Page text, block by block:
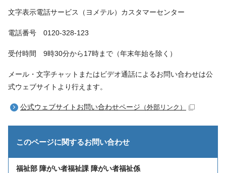
文字表示電話サービス（ヨメテル）カスタマーセンター
電話番号 0120-328-123
受付時間 9時30分から17時まで（年末年始を除く）
メール・文字チャットまたはビデオ通話によるお問い合わせは公
式ウェブサイトより行えます。
公式ウェブサイトお問い合わせページ （外部リンク）
このページに関するお問い合わせ
福祉部 障がい者福祉課 障がい者福祉係